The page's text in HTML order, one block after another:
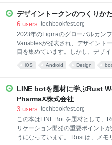
デザイントークンのつくりか
6 users techbookfest.org
2023年のFigmaのグローバルカン
Variablesが発表され、デザイント
目を集めています。しかし、デザ
何なのか、また、何から始めたらい
GMOペパボ株式会社で複数のブラ
トークンを設計した際に得た知見や
トバンクでモバイルアプリ向けにデ
ンを利用するメリットから実際の
羅していますので、これからデザ
する皆さんのお役にたてると幸い
iOS Android Design
LINE botを題材に学ぶRust
PharmaX株式会社
3 users techbookfest.org
この本はLINE Bot を題材として、
リケーション開発の重要ポイント
うになっています。 Rust は、メモ